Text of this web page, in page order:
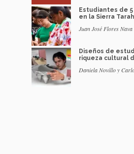
Estudiantes de 5
en la Sierra
Juan José Flores Nava
Diseños de
riqueza cultural
Daniela Novillo y